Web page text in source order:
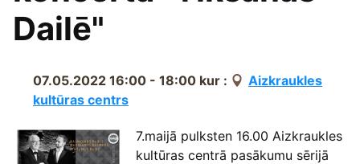
Dailē"
07.05.2022 16:00 - 18:00 kur :
Aizkraukles
kultūras centrs
7.maijā pulksten 16.00 Aizkraukles
kultūras centrā pasākumu sērijā